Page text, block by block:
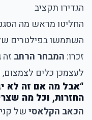
הגדירו תקציב
החליטו מראש מה
השתמשו בפילטרים
זכרו: המבחר הרחב
לעצמכן כלים לצמצום,
“אבל מה אם זה לא
החזרות, וכל מה
הכאב הקלאסישל